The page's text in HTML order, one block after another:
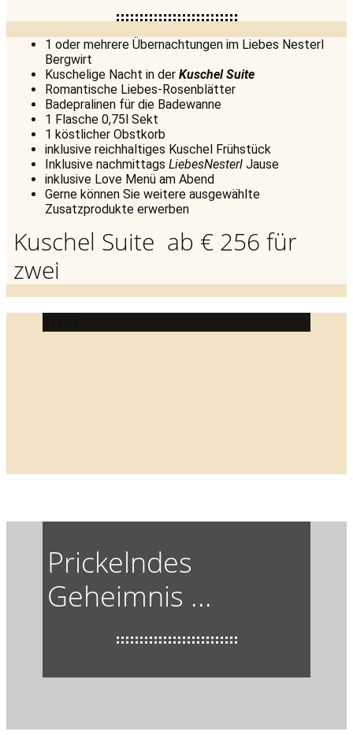
1 oder mehrere Übernachtungen im Liebes Nesterl
Bergwirt
Kuschelige Nacht in der Kuschel Suite
Romantische Liebes-Rosenblätter
Badepralinen für die Badewanne
1 Flasche 0,75l Sekt
1 köstlicher Obstkorb
inklusive reichhaltiges Kuschel Frühstück
Inklusive nachmittags LiebesNesterl Jause
inklusive Love Menü am Abend
Gerne können Sie weitere ausgewählte
Zusatzprodukte erwerben
Kuschel Suite ab € 256 für
zwei
Prickelndes
Geheimnis ...